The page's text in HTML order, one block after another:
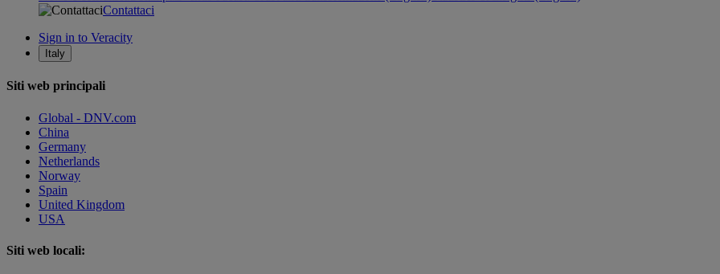
Contattaci
Sign in to Veracity
Italy
Siti web principali
Global - DNV.com
China
Germany
Netherlands
Norway
Spain
United Kingdom
USA
Siti web locali: